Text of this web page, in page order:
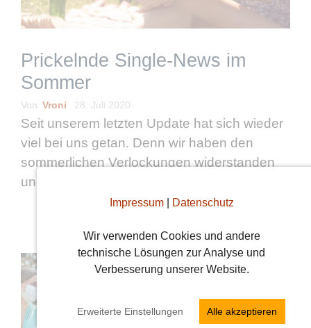
Impressum| Datenschutz
Wir verwenden Cookies und andere
technische Lösungen zur Analyse und
Verbesserung unserer Website.
Erweiterte Einstellungen Alle akzeptieren
Prickelnde Single-News im
Sommer
Von Vroni 28. Juli 2020
Seit unserem letzten Update hat sich wieder
viel bei uns getan. Denn wir haben den
sommerlichen Verlockungen widerstanden
und uns viele tolle neue Konzepte für euch
überlegt, damit ihr noch schneller eure
euch jetzt …weiterlesen